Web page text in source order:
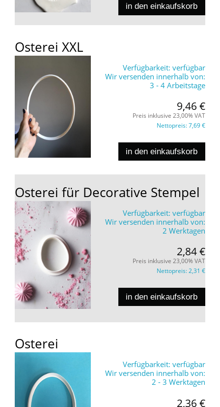
in den einkaufskorb
Osterei XXL
Verfügbarkeit: verfügbar
Wir versenden innerhalb von:
3 - 4 Arbeitstage
9,46 €
Preis inklusive 23,00% VAT
Nettopreis:7,69 €
in den einkaufskorb
Osterei für Decorative Stempel
Verfügbarkeit: verfügbar
Wir versenden innerhalb von:
2 Werktagen
2,84 €
Preis inklusive 23,00% VAT
Nettopreis:2,31 €
in den einkaufskorb
Osterei
Verfügbarkeit: verfügbar
Wir versenden innerhalb von:
2 - 3 Werktagen
2,36 €